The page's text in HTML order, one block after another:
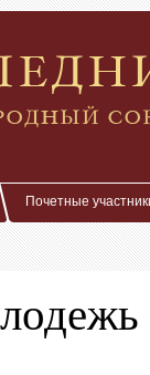
Почетные